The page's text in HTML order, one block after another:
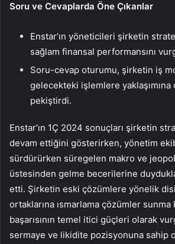
Soru ve Cevaplarda Öne Çıkanlar
Enstar’ın yöneticileri şirketin
sağlam finansal performansını
Soru-cevap oturumu, şirketin iş
gelecekteki işlemlere
pekiştirdi.
Enstar’ın 1Ç 2024 sonuçları şirketin
devam ettiğini gösterirken, yönetim
sürdürürken süregelen makro ve
üstesinden gelme becerilerine
etti. Şirketin eski çözümlere yönelik
ortaklarına ısmarlama çözümler sunma
başarısının temel itici güçleri olarak
sermaye ve likidite pozisyonuna sahip